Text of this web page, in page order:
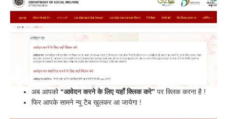
अब आपको “आवेदन करने के लिए यहाँ क्लिक करे” पर क्लिक करना है !
फिर आपके सामने न्यू टैब खुलकर आ जायेगा !